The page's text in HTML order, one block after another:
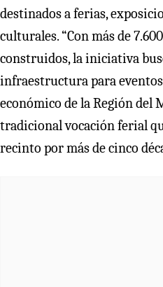
destinados a ferias,
culturales. “Con más de
construidos, la iniciativa
infraestructura para
económico de la Región del
tradicional vocación ferial
recinto por más de cinco